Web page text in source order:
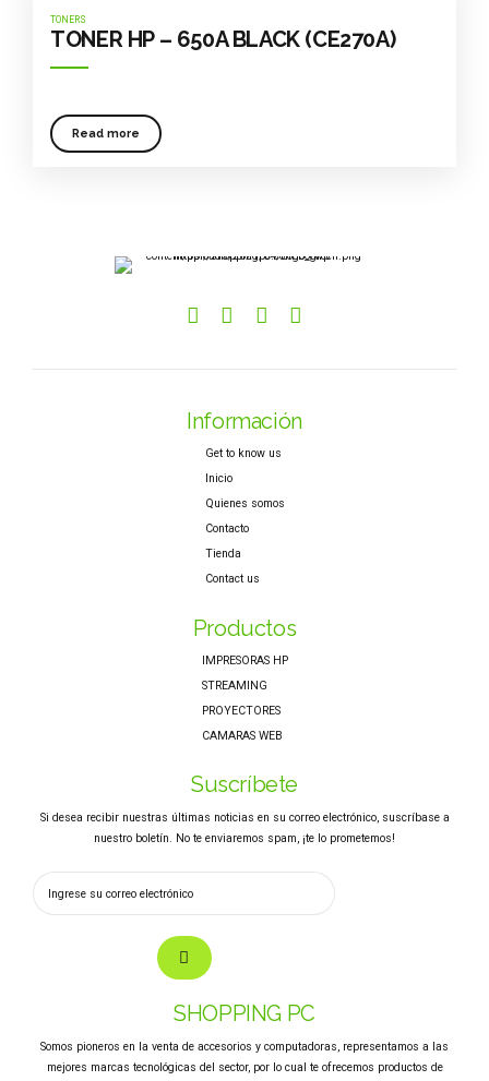
TONERS
TONER HP – 650A BLACK (CE270A)
Read more
Información
Get to know us
Inicio
Quienes somos
Contacto
Tienda
Contact us
Productos
IMPRESORAS HP
STREAMING
PROYECTORES
CAMARAS WEB
Suscríbete
Si desea recibir nuestras últimas noticias en su correo electrónico, suscríbase a
nuestro boletín. No te enviaremos spam, ¡te lo prometemos!
SHOPPING PC
Somos pioneros en la venta de accesorios y computadoras, representamos a las
mejores marcas tecnológicas del sector, por lo cual te ofrecemos productos de